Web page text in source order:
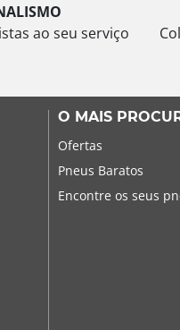
ao seu serviço
O MAIS
Ofertas
Pneus Baratos
Encontre os seus